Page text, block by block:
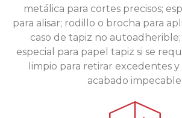
metálica para cortes precisos;
para alisar; rodillo o brocha para
caso de tapiz no
especial para papel tapiz si se
limpio para retirar excedentes
acabado impecable.